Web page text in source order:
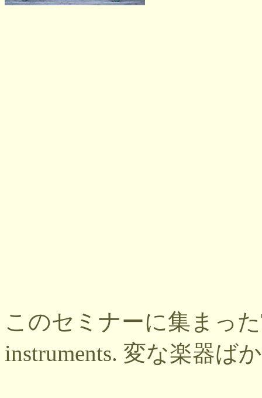
このセミナーに集まった
instruments. 変な楽器ば